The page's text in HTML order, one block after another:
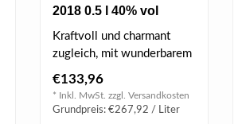
2018 0.5 l 40% vol
Kraftvoll und charmant
zugleich, mit wunderbarem
am G..
€133,96
* Inkl. MwSt. zzgl. Versandkosten
Grundpreis: €267,92 / Liter